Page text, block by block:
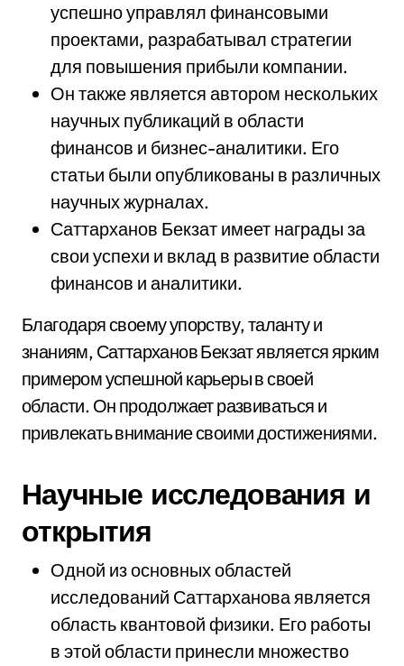
успешно управлял финансовыми
проектами, разрабатывал стратегии
для повышения прибыли компании.
Он также является автором нескольких
научных публикаций в области
финансов и бизнес-аналитики. Его
статьи были опубликованы в различных
научных журналах.
Саттарханов Бекзат имеет награды за
свои успехи и вклад в развитие области
финансов и аналитики.
Благодаря своему упорству, таланту и
знаниям, Саттарханов Бекзат является ярким
примером успешной карьеры в своей
области. Он продолжает развиваться и
привлекать внимание своими достижениями.
Научные исследования и
открытия
Одной из основных областей
исследований Саттарханова является
область квантовой физики. Его работы
в этой области принесли множество